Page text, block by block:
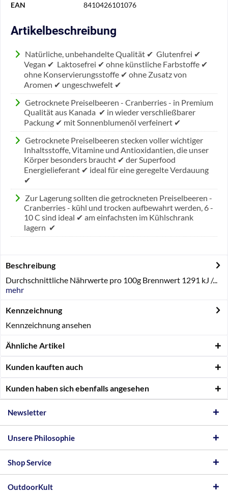
EAN 8410426101076
Artikelbeschreibung
Natürliche, unbehandelte Qualität ✔ Glutenfrei ✔
Vegan ✔ Laktosefrei ✔ ohne künstliche Farbstoffe ✔
ohne Konservierungsstoffe ✔ ohne Zusatz von
Aromen ✔ ungeschwefelt ✔
Getrocknete Preiselbeeren - Cranberries - in Premium
Qualität aus Kanada ✔ in wieder verschließbarer
Packung ✔ mit Sonnenblumenöl verfeinert ✔
Getrocknete Preiselbeeren stecken voller wichtiger
Inhaltsstoffe, Vitamine und Antioxidantien, die unser
Körper besonders braucht ✔ der Superfood
Energielieferant ✔ ideal für eine geregelte Verdauung
✔
Zur Lagerung sollten die getrockneten Preiselbeeren -
Cranberries - kühl und trocken aufbewahrt werden, 6 -
10 C sind ideal ✔ am einfachsten im Kühlschrank
lagern ✔
Beschreibung
Durchschnittliche Nährwerte pro 100g Brennwert 1291 kJ /...
mehr
Kennzeichnung
Kennzeichnung ansehen
Ähnliche Artikel
Kunden kauften auch
Kunden haben sich ebenfalls angesehen
Newsletter
Unsere Philosophie
Shop Service
OutdoorKult